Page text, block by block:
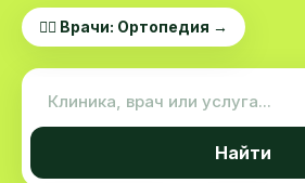
👨‍⚕️ Врачи: Ортопедия →
Найти